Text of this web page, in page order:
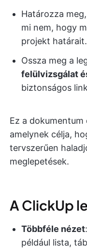
Határozza meg,
mi nem, hogy
projekt határait.
Ossza meg a
felülvizsgálat
biztonságos
Ez a dokumentum
amelynek célja,
tervszerűen
meglepetések.
A ClickUp
Többféle nézet:
például lista,